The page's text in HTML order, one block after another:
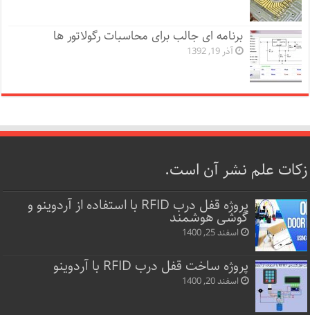
برنامه ای جالب برای محاسبات رگولاتور ها
آذر 19, 1392
زکات علم نشر آن است.
پروژه قفل‌ درب RFID با استفاده از آردوینو و
گوشی هوشمند
اسفند 25, 1400
پروژه ساخت قفل‌ درب RFID با آردوینو
اسفند 20, 1400